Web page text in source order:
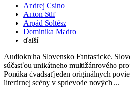
Andrej Csino
Anton Stif
Arpád Soltész
Dominika Madro
ďalší
Audiokniha Slovensko Fantastické.
súčasťou unikátneho multižánrového
Ponúka dvadsaťjeden originálnych
literárnej scény v sprievode nových ...